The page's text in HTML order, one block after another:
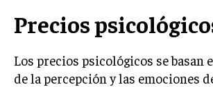
COMERCIO INTERNACIONAL
IMPORTACIÓN Y EXPORTACIÓN
Precios
Los precios psicológicos se basan
de la percepción y las emociones